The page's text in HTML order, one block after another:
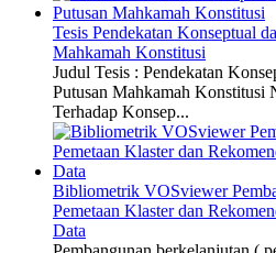
Tesis Pendekatan Konseptual
Mahkamah Konstitusi
Judul Tesis : Pendekatan
Putusan Mahkamah
Terhadap Konsep...
Bibliometrik VOSviewer
Pemetaan Klaster dan
Data